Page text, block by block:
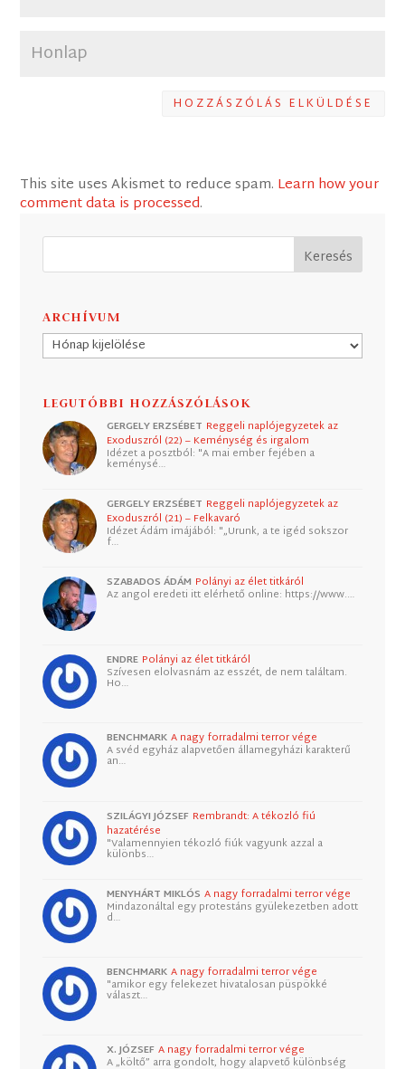
HOZZÁSZÓLÁS ELKÜLDÉSE
This site uses Akismet to reduce spam. Learn how your
comment data is processed.
ARCHÍVUM
Archívum
LEGUTÓBBI HOZZÁSZÓLÁSOK
GERGELY ERZSÉBET Reggeli naplójegyzetek az
Exoduszról (22) – Keménység és irgalom
Idézet a posztból: "A mai ember fejében a
keménysé…
GERGELY ERZSÉBET Reggeli naplójegyzetek az
Exoduszról (21) – Felkavaró
Idézet Ádám imájából: "„Urunk, a te igéd sokszor
f…
SZABADOS ÁDÁM Polányi az élet titkáról
Az angol eredeti itt elérhető online: https://www.…
ENDRE Polányi az élet titkáról
Szívesen elolvasnám az esszét, de nem találtam.
Ho…
BENCHMARK A nagy forradalmi terror vége
A svéd egyház alapvetően államegyházi karakterű
an…
SZILÁGYI JÓZSEF Rembrandt: A tékozló fiú
hazatérése
"Valamennyien tékozló fiúk vagyunk azzal a
különbs…
MENYHÁRT MIKLÓS A nagy forradalmi terror vége
Mindazonáltal egy protestáns gyülekezetben adott
d…
BENCHMARK A nagy forradalmi terror vége
"amikor egy felekezet hivatalosan püspökké
választ…
X. JÓZSEF A nagy forradalmi terror vége
A „költő” arra gondolt, hogy alapvető különbség